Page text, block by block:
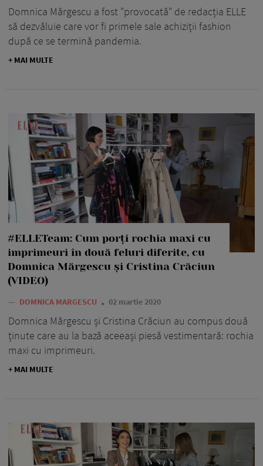
Domnica Mărgescu a fost "provocată" de redacția ELLE
să dezvăluie care vor fi primele sale achiziții fashion
după ce se termină pandemia.
+ MAI MULTE
#ELLETeam: Cum porți rochia maxi cu
imprimeuri în două feluri diferite, cu
Domnica Mărgescu și Cristina Crăciun
(VIDEO)
— DOMNICA MARGESCU 02 martie 2020
Domnica Mărgescu și Cristina Crăciun au compus două
ținute care au la bază aceeași piesă vestimentară: rochia
maxi cu imprimeuri.
+ MAI MULTE